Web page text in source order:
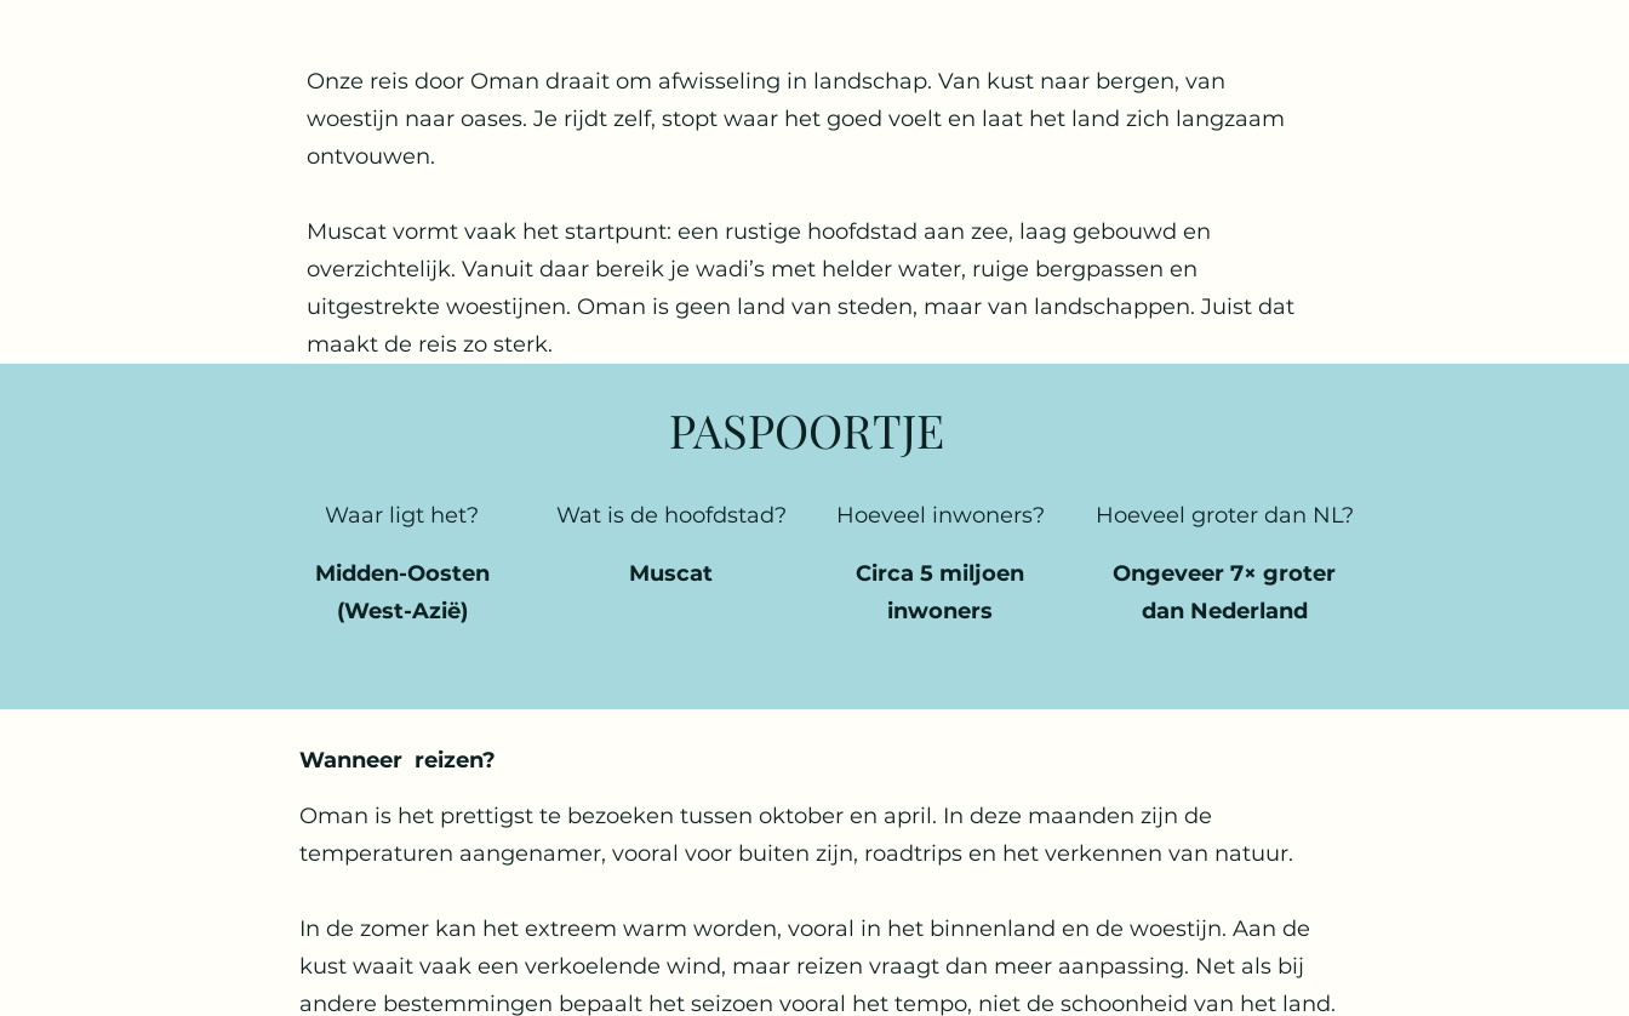
Onze reis door Oman draait om afwisseling in landschap. Van kust naar bergen, van
woestijn naar oases. Je rijdt zelf, stopt waar het goed voelt en laat het land zich langzaam
ontvouwen.
Muscat vormt vaak het startpunt: een rustige hoofdstad aan zee, laag gebouwd en
overzichtelijk. Vanuit daar bereik je wadi’s met helder water, ruige bergpassen en
uitgestrekte woestijnen. Oman is geen land van steden, maar van landschappen. Juist dat
maakt de reis zo sterk.
PASPOORTJE
Waar ligt het?
Midden-Oosten
(West-Azië)
Wat is de hoofdstad?
Muscat
Hoeveel inwoners?
Circa 5 miljoen
inwoners
Hoeveel groter dan NL?
Ongeveer 7× groter
dan Nederland
Wanneer reizen?
Oman is het prettigst te bezoeken tussen oktober en april. In deze maanden zijn de
temperaturen aangenamer, vooral voor buiten zijn, roadtrips en het verkennen van natuur.
In de zomer kan het extreem warm worden, vooral in het binnenland en de woestijn. Aan de
kust waait vaak een verkoelende wind, maar reizen vraagt dan meer aanpassing. Net als bij
andere bestemmingen bepaalt het seizoen vooral het tempo, niet de schoonheid van het land.